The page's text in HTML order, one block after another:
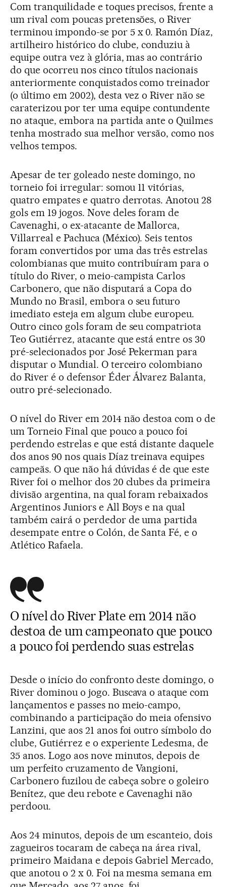
Com tranquilidade e toques precisos, frente a
um rival com poucas pretensões, o River
terminou impondo-se por 5 x 0. Ramón Díaz,
artilheiro histórico do clube, conduziu à
equipe outra vez à glória, mas ao contrário
do que ocorreu nos cinco títulos nacionais
anteriormente conquistados como treinador
(o último em 2002), desta vez o River não se
caraterizou por ter uma equipe contundente
no ataque, embora na partida ante o Quilmes
tenha mostrado sua melhor versão, como nos
velhos tempos.
Apesar de ter goleado neste domingo, no
torneio foi irregular: somou 11 vitórias,
quatro empates e quatro derrotas. Anotou 28
gols em 19 jogos. Nove deles foram de
Cavenaghi, o ex-atacante de Mallorca,
Villarreal e Pachuca (México). Seis tentos
foram convertidos por uma das três estrelas
colombianas que muito contribuíram para o
título do River, o meio-campista Carlos
Carbonero, que não disputará a Copa do
Mundo no Brasil, embora o seu futuro
imediato esteja em algum clube europeu.
Outro cinco gols foram de seu compatriota
Teo Gutiérrez, atacante que está entre os 30
pré-selecionados por José Pekerman para
disputar o Mundial. O terceiro colombiano
do River é o defensor Éder Álvarez Balanta,
outro pré-selecionado.
O nível do River em 2014 não destoa com o de
um Torneio Final que pouco a pouco foi
perdendo estrelas e que está distante daquele
dos anos 90 nos quais Díaz treinava equipes
campeãs. O que não há dúvidas é de que este
River foi o melhor dos 20 clubes da primeira
divisão argentina, na qual foram rebaixados
Argentinos Juniors e All Boys e na qual
também cairá o perdedor de uma partida
desempate entre o Colón, de Santa Fé, e o
Atlético Rafaela.
O nível do River Plate em 2014 não
destoa de um campeonato que pouco
a pouco foi perdendo suas estrelas
Desde o início do confronto deste domingo, o
River dominou o jogo. Buscava o ataque com
lançamentos e passes no meio-campo,
combinando a participação do meia ofensivo
Lanzini, que aos 21 anos foi outro símbolo do
clube, Gutiérrez e o experiente Ledesma, de
35 anos. Logo aos nove minutos, depois de
um perfeito cruzamento de Vangioni,
Carbonero fuzilou de cabeça sobre o goleiro
Benítez, que deu rebote e Cavenaghi não
perdoou.
Aos 24 minutos, depois de um escanteio, dois
zagueiros tocaram de cabeça na área rival,
primeiro Maidana e depois Gabriel Mercado,
que anotou o 2 x 0. Foi na mesma semana em